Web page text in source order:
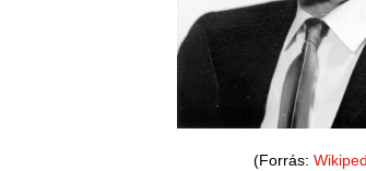
(Forrás: